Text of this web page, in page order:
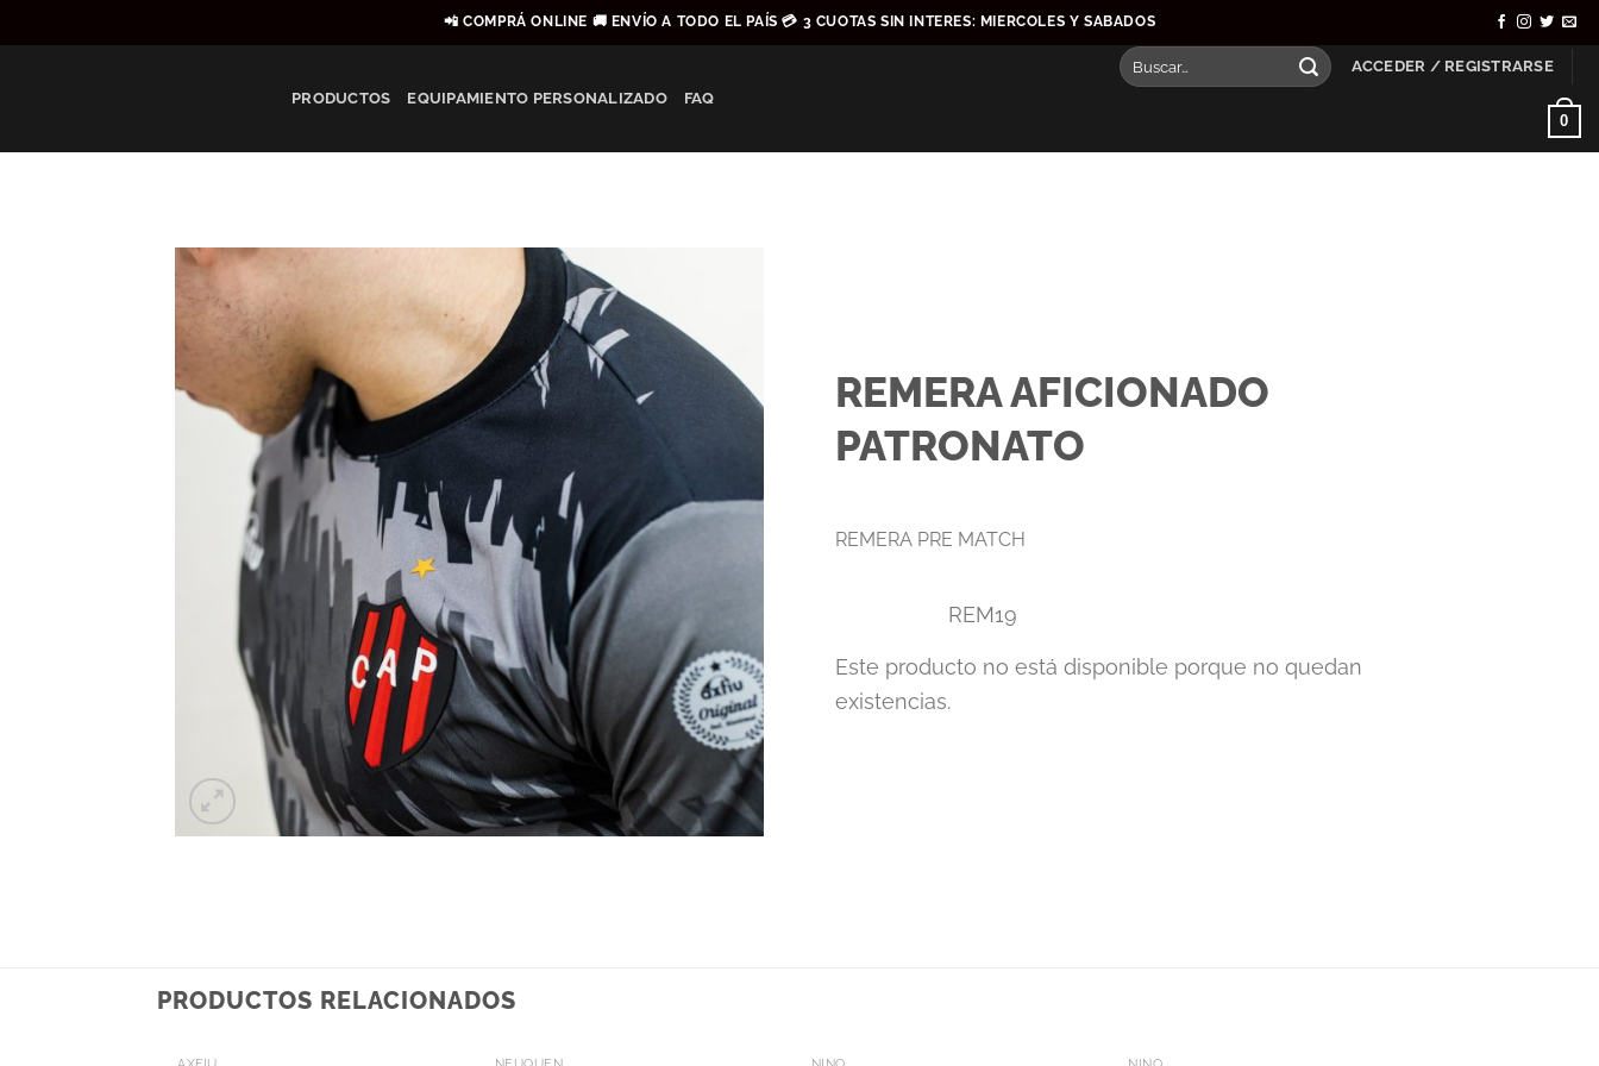
al
📲 COMPRÁ ONLINE 🚚 ENVÍO A TODO EL PAÍS 💳 3 CUOTAS SIN INTERES: MIERCOLES Y SABADOS
PRODUCTOS EQUIPAMIENTO PERSONALIZADO FAQ
Buscar
por:
ACCEDER / REGISTRARSE
0
REMERA AFICIONADO
PATRONATO
REMERA PRE MATCH
REM19
Este producto no está disponible porque no quedan
existencias.
PRODUCTOS RELACIONADOS